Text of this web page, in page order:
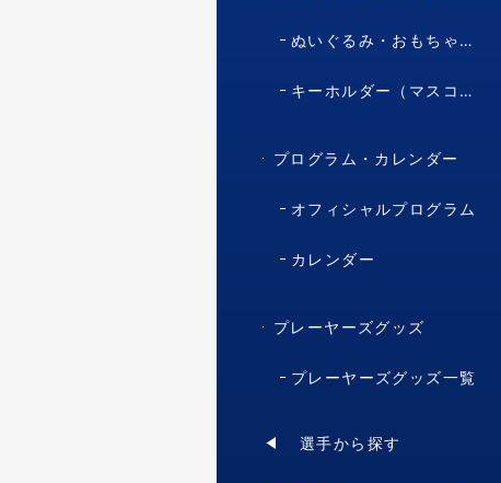
ぬいぐるみ・おもちゃ（マスコット・キャラクター）
キーホルダー（マスコット・キャラクター）
プログラム・カレンダー
オフィシャルプログラム
カレンダー
プレーヤーズグッズ
プレーヤーズグッズ一覧
選手から探す